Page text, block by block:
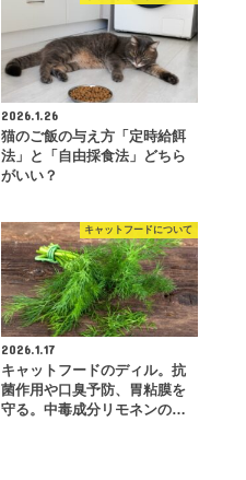
2026.1.26
猫のご飯の与え方「定時給餌
法」と「自由採食法」どちら
がいい？
キャットフードについて
2026.1.17
キャットフードのディル。抗
菌作用や口臭予防、胃粘膜を
守る。中毒成分リモネンの…